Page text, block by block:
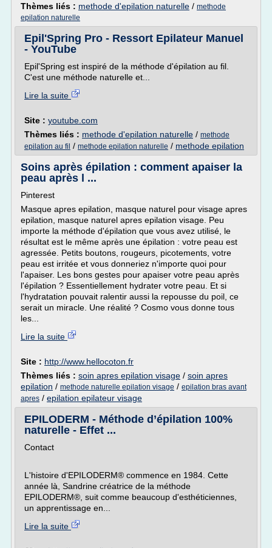
Thèmes liés : methode d'epilation naturelle / methode
epilation naturelle
Epil'Spring Pro - Ressort Epilateur Manuel
- YouTube
Epil'Spring est inspiré de la méthode d'épilation au fil.
C'est une méthode naturelle et...
Lire la suite
Site : youtube.com
Thèmes liés : methode d'epilation naturelle / methode
epilation au fil / methode epilation naturelle / methode epilation
Soins après épilation : comment apaiser la
peau après l ...
Pinterest
Masque apres epilation, masque naturel pour visage apres
epilation, masque naturel apres epilation visage. Peu
importe la méthode d'épilation que vous avez utilisé, le
résultat est le même après une épilation : votre peau est
agressée. Petits boutons, rougeurs, picotements, votre
peau est irritée et vous donneriez n'importe quoi pour
l'apaiser. Les bons gestes pour apaiser votre peau après
l'épilation ? Essentiellement hydrater votre peau. Et si
l'hydratation pouvait ralentir aussi la repousse du poil, ce
serait un miracle. Une réalité ? Cosmo vous donne tous
les...
Lire la suite
Site : http://www.hellocoton.fr
Thèmes liés : soin apres epilation visage / soin apres
epilation / methode naturelle epilation visage / epilation bras avant
apres / epilation epilateur visage
EPILODERM - Méthode d’épilation 100%
naturelle - Effet ...
Contact
L'histoire d'EPILODERM® commence en 1984. Cette
année là, Sandrine créatrice de la méthode
EPILODERM®, suit comme beaucoup d'esthéticiennes,
un apprentissage en...
Lire la suite